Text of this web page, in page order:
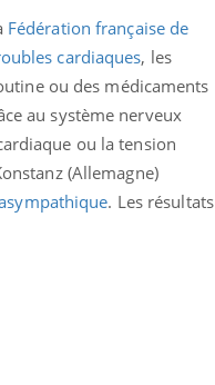
Fédération française de
cardiaques, les
ou des médicaments
au système nerveux
ou la tension
(Allemagne)
. Les résultats
! Vacances, plage, piscine,
en plein air… Nos mains